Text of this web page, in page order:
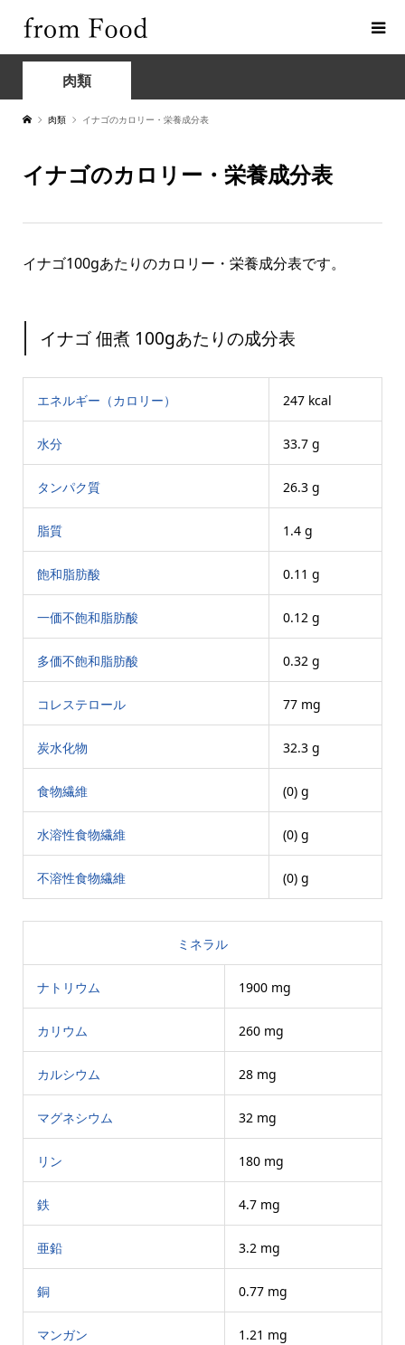
肉類
肉類 イナゴのカロリー・栄養成分表
イナゴのカロリー・栄養成分表
イナゴ100gあたりのカロリー・栄養成分表です。
イナゴ 佃煮 100gあたりの成分表
エネルギー（カロリー） 247 kcal
水分 33.7 g
タンパク質 26.3 g
脂質 1.4 g
飽和脂肪酸 0.11 g
一価不飽和脂肪酸 0.12 g
多価不飽和脂肪酸 0.32 g
コレステロール 77 mg
炭水化物 32.3 g
食物繊維 (0) g
水溶性食物繊維 (0) g
不溶性食物繊維 (0) g
ミネラル
ナトリウム 1900 mg
カリウム 260 mg
カルシウム 28 mg
マグネシウム 32 mg
リン 180 mg
鉄 4.7 mg
亜鉛 3.2 mg
銅 0.77 mg
マンガン 1.21 mg